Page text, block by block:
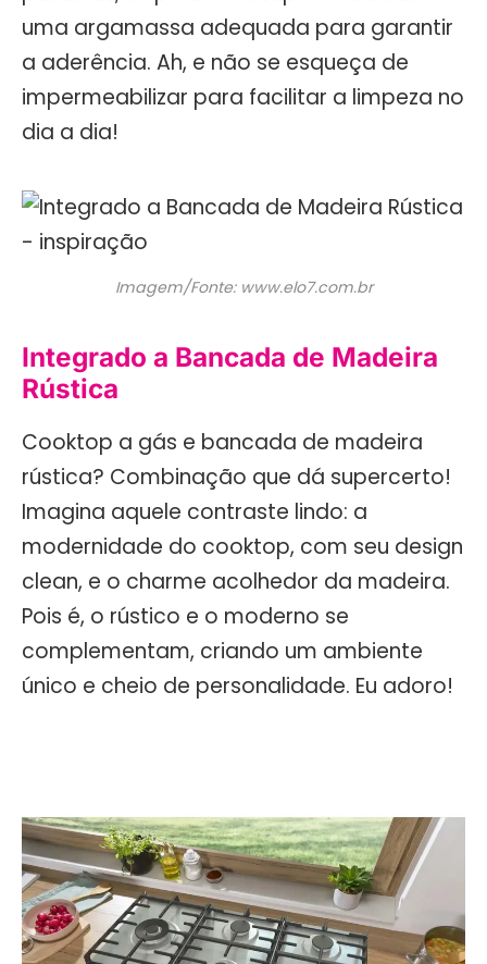
uma argamassa adequada para garantir
a aderência. Ah, e não se esqueça de
impermeabilizar para facilitar a limpeza no
dia a dia!
Imagem/Fonte: www.elo7.com.br
Integrado a Bancada de Madeira
Rústica
Cooktop a gás e bancada de madeira
rústica? Combinação que dá supercerto!
Imagina aquele contraste lindo: a
modernidade do cooktop, com seu design
clean, e o charme acolhedor da madeira.
Pois é, o rústico e o moderno se
complementam, criando um ambiente
único e cheio de personalidade. Eu adoro!